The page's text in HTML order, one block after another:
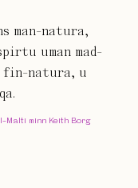
man-natura,
uman mad-
fin-natura, u
Malti minn Keith Borg